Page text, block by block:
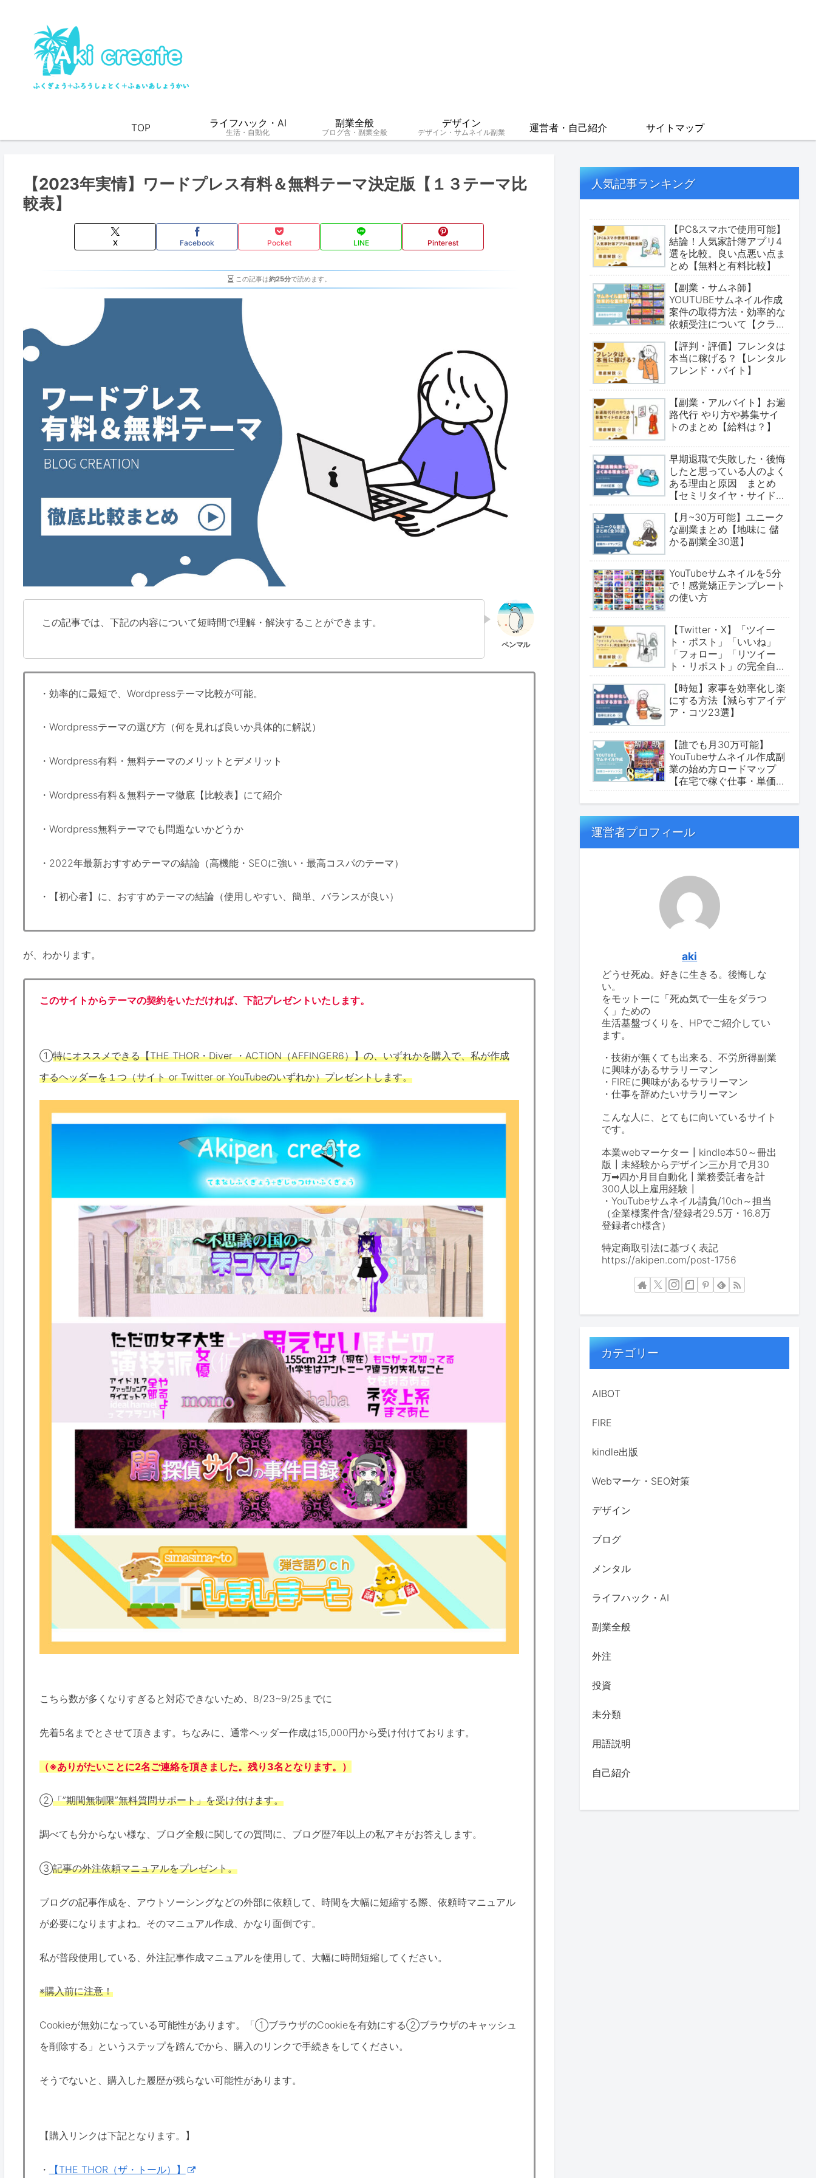
TOP ライフハック・AI
生活・自動化
副業全般
ブログ含・副業全般
デザイン
デザイン・サムネイル副業 運営者・自己紹介 サイトマップ
【2023年実情】ワードプレス有料＆無料テーマ決定版【１３テーマ比
較表】
X Facebook Pocket LINE Pinterest
この記事は約25分で読めます。
この記事では、下記の内容について短時間で理解・解決することができます。
・効率的に最短で、Wordpressテーマ比較が可能。
・Wordpressテーマの選び方（何を見れば良いか具体的に解説）
・Wordpress有料・無料テーマのメリットとデメリット
・Wordpress有料＆無料テーマ徹底【比較表】にて紹介
・Wordpress無料テーマでも問題ないかどうか
・2022年最新おすすめテーマの結論（高機能・SEOに強い・最高コスパのテーマ）
・【初心者】に、おすすめテーマの結論（使用しやすい、簡単、バランスが良い）
が、わかります。
このサイトからテーマの契約をいただければ、下記プレゼントいたします。
①特にオススメできる【THE THOR・Diver ・ACTION（AFFINGER6）】の、いずれかを購入で、私が作成
するヘッダーを１つ（サイト or Twitter or YouTubeのいずれか）プレゼントします。
こちら数が多くなりすぎると対応できないため、8/23~9/25までに
先着5名までとさせて頂きます。ちなみに、通常ヘッダー作成は15,000円から受け付けております。
（※ありがたいことに2名ご連絡を頂きました。残り3名となります。）
②「”期間無制限”無料質問サポート」を受け付けます。
調べても分からない様な、ブログ全般に関しての質問に、ブログ歴7年以上の私アキがお答えします。
③記事の外注依頼マニュアルをプレゼント。
ブログの記事作成を、アウトソーシングなどの外部に依頼して、時間を大幅に短縮する際、依頼時マニュアル
が必要になりますよね。そのマニュアル作成、かなり面倒です。
私が普段使用している、外注記事作成マニュアルを使用して、大幅に時間短縮してください。
※購入前に注意！
Cookieが無効になっている可能性があります。「①ブラウザのCookieを有効にする②ブラウザのキャッシュ
を削除する」というステップを踏んでから、購入のリンクで手続きをしてください。
そうでないと、購入した履歴が残らない可能性があります。
【購入リンクは下記となります。】
・ 【THE THOR（ザ・トール）】
人気記事ランキング
【PC&スマホで使用可能】
結論！人気家計簿アプリ4
選を比較。良い点悪い点ま
とめ【無料と有料比較】
【副業・サムネ師】
YOUTUBEサムネイル作成
案件の取得方法・効率的な
依頼受注について【クラウ
【評判・評価】フレンタは
本当に稼げる？【レンタル
フレンド・バイト】
【副業・アルバイト】お遍
路代行 やり方や募集サイ
トのまとめ【給料は？】
早期退職で失敗した・後悔
したと思っている人のよく
ある理由と原因 まとめ
【セミリタイヤ・サイド
卒業】
【月~30万可能】ユニーク
な副業まとめ【地味に 儲
かる副業全30選】
YouTubeサムネイルを5分
で！感覚矯正テンプレート
の使い方
【Twitter・X】「ツイー
ト・ポスト」「いいね」
「フォロー」「リツイー
ト・リポスト」の完全自動
可能・ChatGPT・make・
拡張機能】
【時短】家事を効率化し楽
にする方法【減らすアイデ
ア・コツ23選】
【誰でも月30万可能】
YouTubeサムネイル作成副
業の始め方ロードマップ
【在宅で稼ぐ仕事・単価か
運営者プロフィール
aki
どうせ死ぬ。好きに生きる。後悔しな
い。
をモットーに「死ぬ気で一生をダラつ
く」ための
生活基盤づくりを、HPでご紹介してい
ます。
・技術が無くても出来る、不労所得副業
に興味があるサラリーマン
・FIREに興味があるサラリーマン
・仕事を辞めたいサラリーマン
こんな人に、とてもに向いているサイト
です。
本業webマーケター┃kindle本50～冊出
版┃未経験からデザイン三か月で月30
万➡四か月目自動化┃業務委託者を計
300人以上雇用経験┃
・YouTubeサムネイル請負/10ch～担当
（企業様案件含/登録者29.5万・16.8万
登録者ch様含）
特定商取引法に基づく表記
https://akipen.com/post-1756
カテゴリー
AIBOT
FIRE
kindle出版
Webマーケ・SEO対策
デザイン
ブログ
メンタル
ライフハック・AI
副業全般
外注
投資
未分類
用語説明
自己紹介